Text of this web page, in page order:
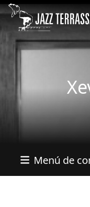
Vés al contingut
Menú de